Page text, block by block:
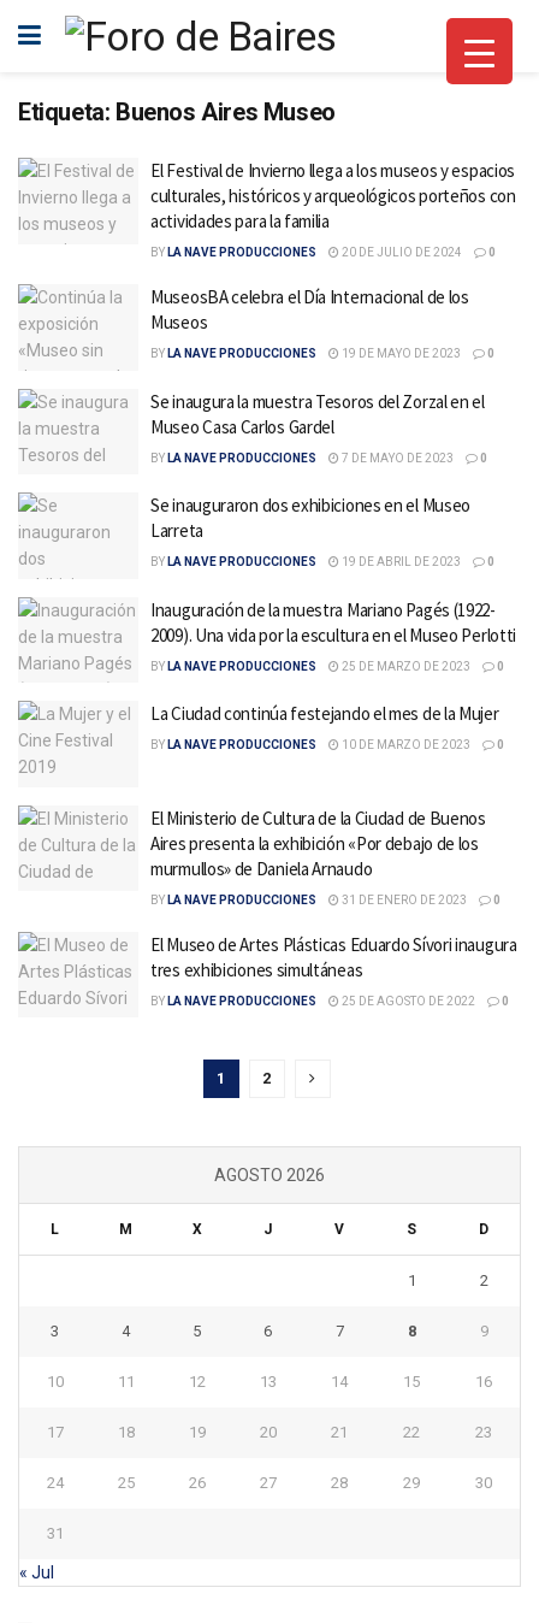
Etiqueta: Buenos Aires Museo
El Festival de Invierno llega a los museos y espacios
culturales, históricos y arqueológicos porteños con
actividades para la familia
BY LA NAVE PRODUCCIONES 20 DE JULIO DE 2024 0
MuseosBA celebra el Día Internacional de los
Museos
BY LA NAVE PRODUCCIONES 19 DE MAYO DE 2023 0
Se inaugura la muestra Tesoros del Zorzal en el
Museo Casa Carlos Gardel
BY LA NAVE PRODUCCIONES 7 DE MAYO DE 2023 0
Se inauguraron dos exhibiciones en el Museo
Larreta
BY LA NAVE PRODUCCIONES 19 DE ABRIL DE 2023 0
Inauguración de la muestra Mariano Pagés (1922-
2009). Una vida por la escultura en el Museo Perlotti
BY LA NAVE PRODUCCIONES 25 DE MARZO DE 2023 0
La Ciudad continúa festejando el mes de la Mujer
BY LA NAVE PRODUCCIONES 10 DE MARZO DE 2023 0
El Ministerio de Cultura de la Ciudad de Buenos
Aires presenta la exhibición «Por debajo de los
murmullos» de Daniela Arnaudo
BY LA NAVE PRODUCCIONES 31 DE ENERO DE 2023 0
El Museo de Artes Plásticas Eduardo Sívori inaugura
tres exhibiciones simultáneas
BY LA NAVE PRODUCCIONES 25 DE AGOSTO DE 2022 0
1 2
AGOSTO 2026
L M X J V S D
1 2
3 4 5 6 7 8 9
10 11 12 13 14 15 16
17 18 19 20 21 22 23
24 25 26 27 28 29 30
31
« Jul